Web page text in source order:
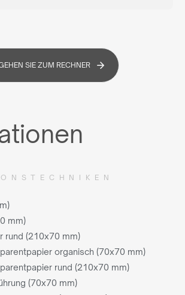
SIE ZUM RECHNER
mm)
rund (210x70 mm)
organisch (70x70 mm)
rund (210x70 mm)
(70x70 mm)